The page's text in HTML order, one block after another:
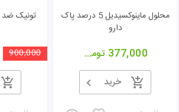
محلول ماینوکسیدیل 5 درصد پاک
دارو
377,000 تومان
خرید
900,000